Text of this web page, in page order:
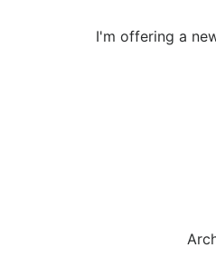
I'm offering a